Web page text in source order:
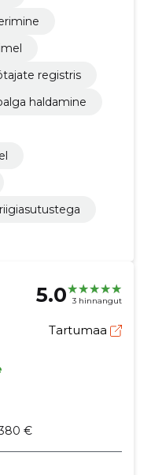
registris
haldamine
5.0 3 hinnangut
Tartumaa
€